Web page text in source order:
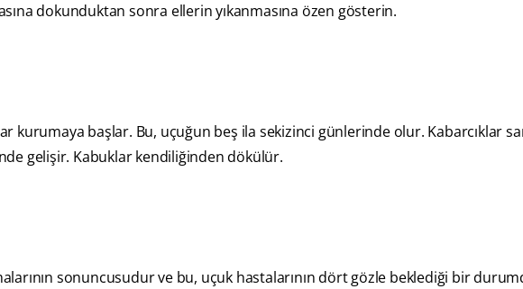
dokunduktan sonra ellerin yıkanmasına özen gösterin.
kurumaya başlar. Bu, uçuğun beş ila sekizinci günlerinde olur. Kabarcıklar
gelişir. Kabuklar kendiliğinden dökülür.
sonuncusudur ve bu, uçuk hastalarının dört gözle beklediği bir